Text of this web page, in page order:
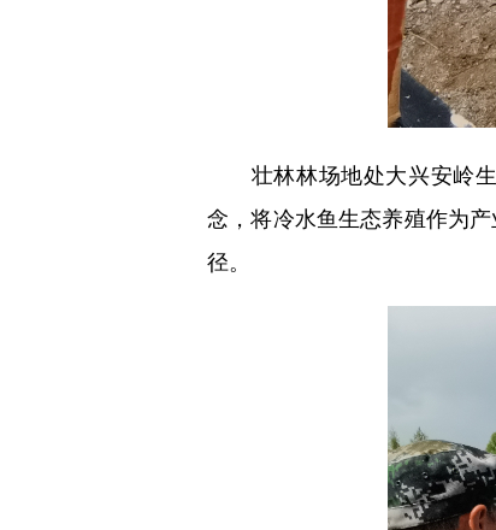
壮林林场地处大兴安岭生
念，将冷水鱼生态养殖作为
径。